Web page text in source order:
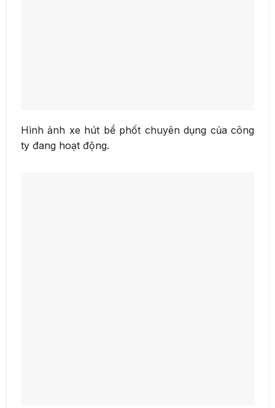
Hình ảnh xe hút bể phốt chuyên dụng của công
ty đang hoạt động.